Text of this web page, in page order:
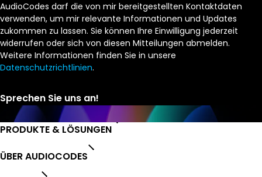
AudioCodes darf die von mir bereitgestellten Kontaktdaten
verwenden, um mir relevante Informationen und Updates
zukommen zu lassen. Sie können Ihre Einwilligung jederzeit
widerrufen oder sich von diesen Mitteilungen abmelden.
Weitere Informationen finden Sie in unsere
Datenschutzrichtlinien.
PRODUKTE & LÖSUNGEN
ÜBER AUDIOCODES